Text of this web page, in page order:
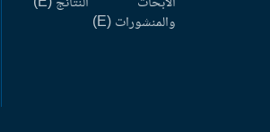
والمنشورات (E)